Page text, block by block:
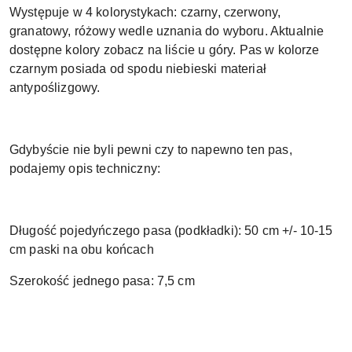
Występuje w 4 kolorystykach: czarny, czerwony,
granatowy, różowy wedle uznania do wyboru. Aktualnie
dostępne kolory zobacz na liście u góry. Pas w kolorze
czarnym posiada od spodu niebieski materiał
antypoślizgowy.
Gdybyście nie byli pewni czy to napewno ten pas,
podajemy opis techniczny:
Długość pojedyńczego pasa (podkładki): 50 cm +/- 10-15
cm paski na obu końcach
Szerokość jednego pasa: 7,5 cm